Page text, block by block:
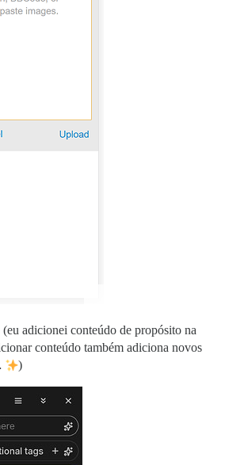
adicionei conteúdo de propósito na
conteúdo também adiciona novos
)